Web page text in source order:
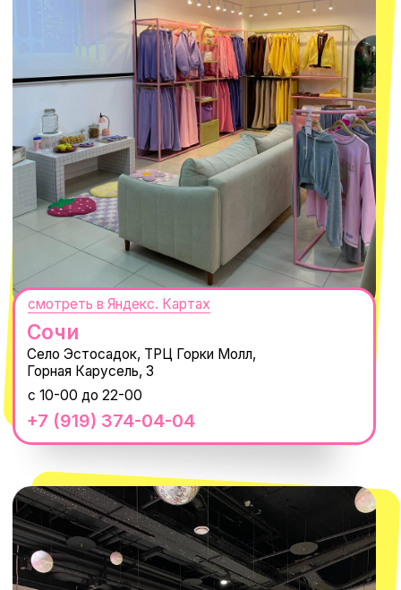
Telegram
WhatsApp
8 800 550-06-92
macrocosm_store@mail.ru
КОНТАКТЫ
Оплата долями
Обмен и возврат
Доставка и оплата
Вакансии
Реквизиты
Наши путешествия
Новости
Каталог
О КОМПАНИИ
Нажимая "Подписаться", вы соглашаетесь с
Политикой обработки
персональных данныхиСогласием на рассылку электронных
сообщений
ПОДПИСАТЬСЯ
СЕКРЕТНЫЕ ПРОМОКОДЫ, ПРИГЛАШЕНИЯ
НА МЕРОПРИЯТИЯ И АНОНСЫ НОВИНОК
@MACROCOSM_STORE
MACROCOSM
300'000+ подписчиков
14'000+ подписчиков в нашем Telegram-